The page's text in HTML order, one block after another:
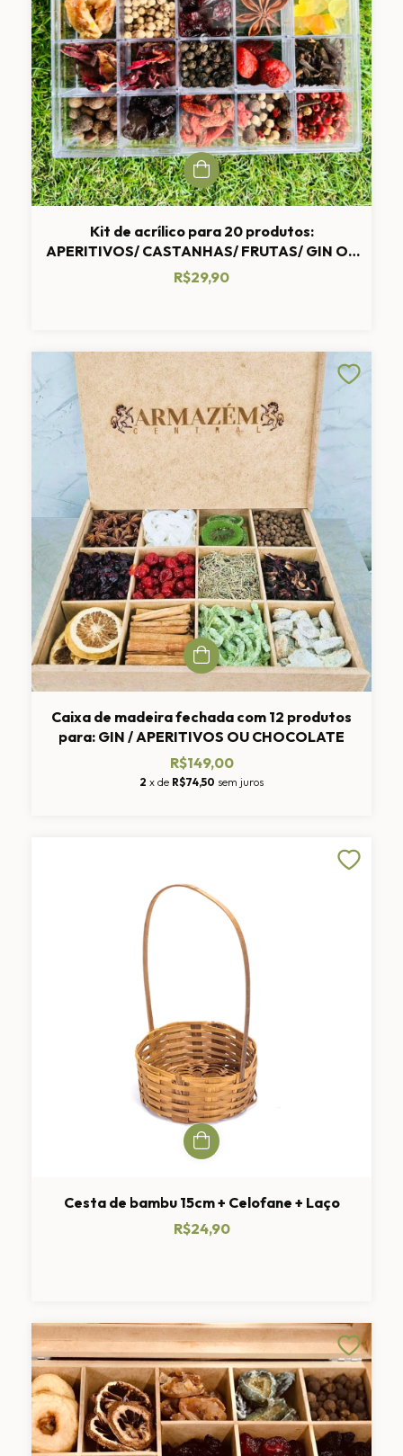
Kit de acrílico para 20 produtos:
APERITIVOS/ CASTANHAS/ FRUTAS/ GIN OU
CHOCOLATE
R$29,90
Caixa de madeira fechada com 12 produtos
para: GIN / APERITIVOS OU CHOCOLATE
R$149,00
2 x de R$74,50 sem juros
Cesta de bambu 15cm + Celofane + Laço
R$24,90